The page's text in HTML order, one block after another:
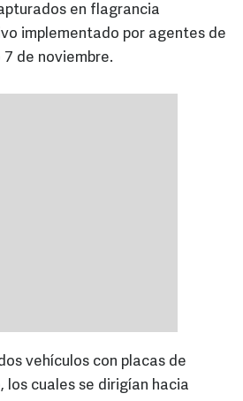
en flagrancia
implementado por agentes de
de noviembre.
vehículos con placas de
los cuales se dirigían hacia